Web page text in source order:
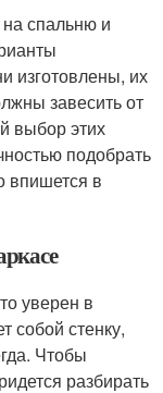
на спальню и
изготовлены, их
завесить от
выбор этих
подобрать
впишется в
уверен в
собой стенку,
Чтобы
разбирать